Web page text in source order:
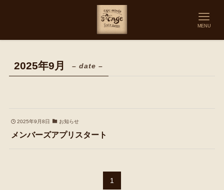
MENU
2025年9月 – date –
2025年9月8日 お知らせ
メンバーズアプリスタート
1